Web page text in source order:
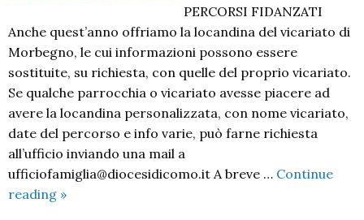
PERCORSI FIDANZATI
Anche quest’anno offriamo la locandina del vicariato di
Morbegno, le cui informazioni possono essere
sostituite, su richiesta, con quelle del proprio vicariato.
Se qualche parrocchia o vicariato avesse piacere ad
avere la locandina personalizzata, con nome vicariato,
date del percorso e info varie, può farne richiesta
all’ufficio inviando una mail a
ufficiofamiglia@diocesidicomo.it A breve … Continue
reading PROPOSTA
»